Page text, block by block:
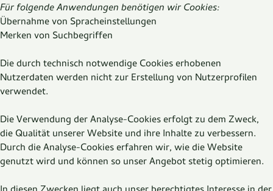
Für folgende Anwendungen benötigen wir Cookies:
Übernahme von Spracheinstellungen
Merken von Suchbegriffen
Die durch technisch notwendige Cookies erhobenen
Nutzerdaten werden nicht zur Erstellung von Nutzerprofilen
verwendet.
Die Verwendung der Analyse-Cookies erfolgt zu dem Zweck,
die Qualität unserer Website und ihre Inhalte zu verbessern.
Durch die Analyse-Cookies erfahren wir, wie die Website
genutzt wird und können so unser Angebot stetig optimieren.